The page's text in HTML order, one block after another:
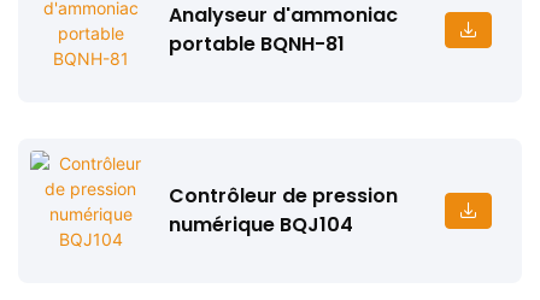
Analyseur d'ammoniac
portable BQNH-81
Contrôleur de pression
numérique BQJ104